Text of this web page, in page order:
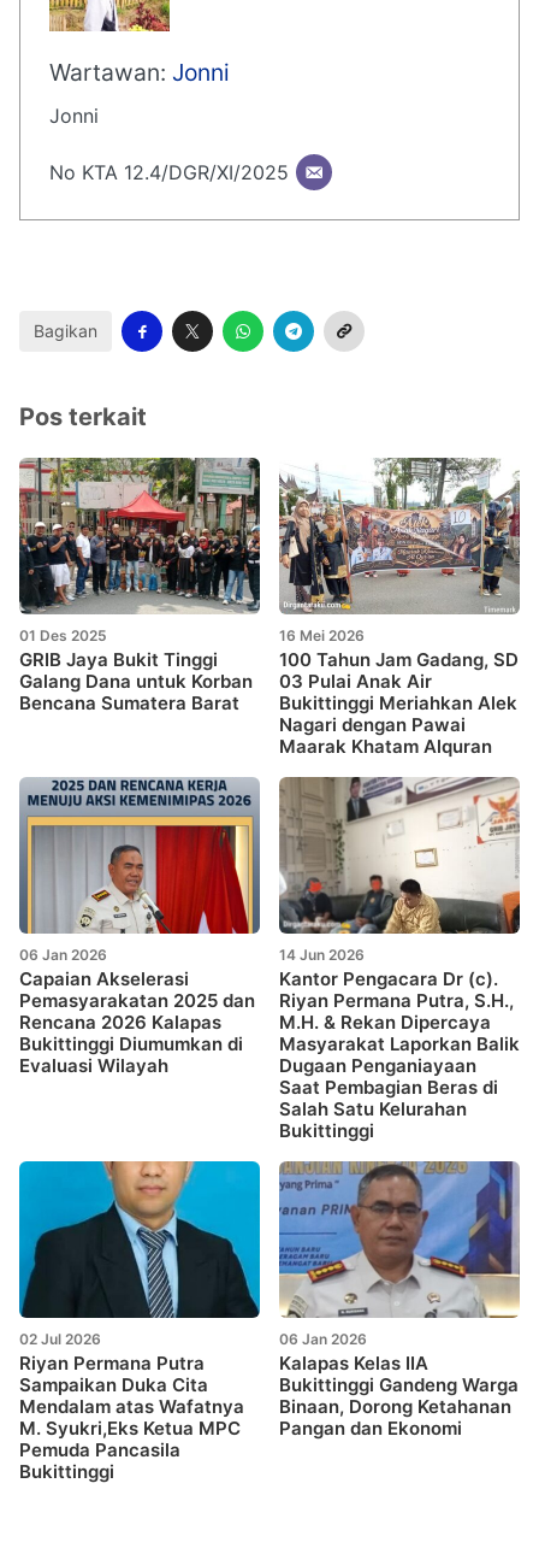
Wartawan: Jonni
Jonni
No KTA 12.4/DGR/XI/2025
Bagikan
Pos terkait
01 Des 2025
GRIB Jaya Bukit Tinggi
Galang Dana untuk Korban
Bencana Sumatera Barat
16 Mei 2026
100 Tahun Jam Gadang, SD
03 Pulai Anak Air
Bukittinggi Meriahkan Alek
Nagari dengan Pawai
Maarak Khatam Alquran
06 Jan 2026
Capaian Akselerasi
Pemasyarakatan 2025 dan
Rencana 2026 Kalapas
Bukittinggi Diumumkan di
Evaluasi Wilayah
14 Jun 2026
Kantor Pengacara Dr (c).
Riyan Permana Putra, S.H.,
M.H. & Rekan Dipercaya
Masyarakat Laporkan Balik
Dugaan Penganiayaan
Saat Pembagian Beras di
Salah Satu Kelurahan
Bukittinggi
02 Jul 2026
Riyan Permana Putra
Sampaikan Duka Cita
Mendalam atas Wafatnya
M. Syukri,Eks Ketua MPC
Pemuda Pancasila
Bukittinggi
06 Jan 2026
Kalapas Kelas IIA
Bukittinggi Gandeng Warga
Binaan, Dorong Ketahanan
Pangan dan Ekonomi